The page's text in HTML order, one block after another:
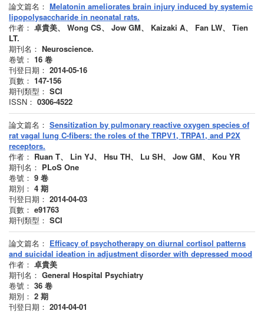
論文篇名： Melatonin ameliorates brain injury induced by systemic
lipopolysaccharide in neonatal rats.
作者： 卓貴美、 Wong CS、 Jow GM、 Kaizaki A、 Fan LW、 Tien
LT.
期刊名： Neuroscience.
卷號： 16 卷
刊登日期： 2014-05-16
頁數： 147-156
期刊類型： SCI
ISSN： 0306-4522
論文篇名： Sensitization by pulmonary reactive oxygen species of
rat vagal lung C-fibers: the roles of the TRPV1, TRPA1, and P2X
receptors.
作者： Ruan T、 Lin YJ、 Hsu TH、 Lu SH、 Jow GM、 Kou YR
期刊名： PLoS One
卷號： 9 卷
期別： 4 期
刊登日期： 2014-04-03
頁數： e91763
期刊類型： SCI
論文篇名： Efficacy of psychotherapy on diurnal cortisol patterns
and suicidal ideation in adjustment disorder with depressed mood
作者： 卓貴美
期刊名： General Hospital Psychiatry
卷號： 36 卷
期別： 2 期
刊登日期： 2014-04-01